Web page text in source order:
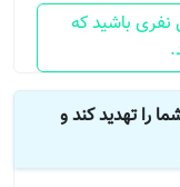
باشید که
را تهدید کند و